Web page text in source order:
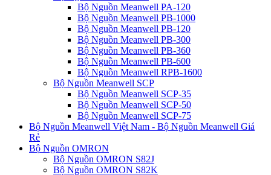
Bộ Nguồn Meanwell PA-120
Bộ Nguồn Meanwell PB-1000
Bộ Nguồn Meanwell PB-120
Bộ Nguồn Meanwell PB-300
Bộ Nguồn Meanwell PB-360
Bộ Nguồn Meanwell PB-600
Bộ Nguồn Meanwell RPB-1600
Bộ Nguồn Meanwell SCP
Bộ Nguồn Meanwell SCP-35
Bộ Nguồn Meanwell SCP-50
Bộ Nguồn Meanwell SCP-75
Bộ Nguồn Meanwell Việt Nam - Bộ Nguồn Meanwell Giá
Rẻ
Bộ Nguồn OMRON
Bộ Nguồn OMRON S82J
Bộ Nguồn OMRON S82K